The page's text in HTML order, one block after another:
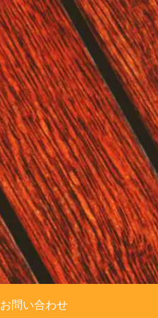
お問い合わせ